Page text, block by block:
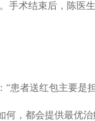
手术结束后，陈医
“患者送红包主要是
何，都会提供最优